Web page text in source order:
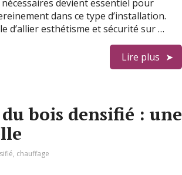
devient essentiel pour
dans ce type d’installation.
d’allier esthétisme et sécurité sur …
Lire plus
bois densifié : une
, chauffage